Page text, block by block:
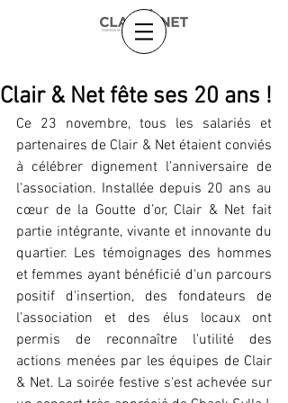
Clair & Net fête ses 20 ans !
Ce 23 novembre, tous les salariés et
partenaires de Clair & Net étaient conviés
à célébrer dignement l'anniversaire de
l'association. Installée depuis 20 ans au
cœur de la Goutte d’or, Clair & Net fait
partie intégrante, vivante et innovante du
quartier. Les témoignages des hommes
et femmes ayant bénéficié d'un parcours
positif d'insertion, des fondateurs de
l'association et des élus locaux ont
permis de reconnaître l'utilité des
actions menées par les équipes de Clair
& Net. La soirée festive s'est achevée sur